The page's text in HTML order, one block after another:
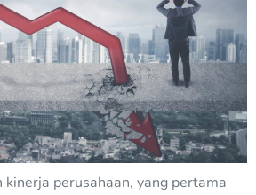
kinerja perusahaan, yang pertama